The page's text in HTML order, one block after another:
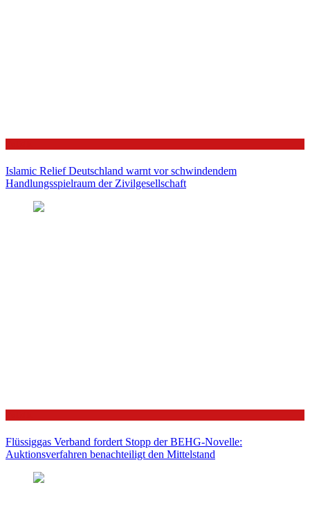
Islamic Relief Deutschland warnt vor schwindendem
Handlungsspielraum der Zivilgesellschaft
Flüssiggas Verband fordert Stopp der BEHG-Novelle:
Auktionsverfahren benachteiligt den Mittelstand